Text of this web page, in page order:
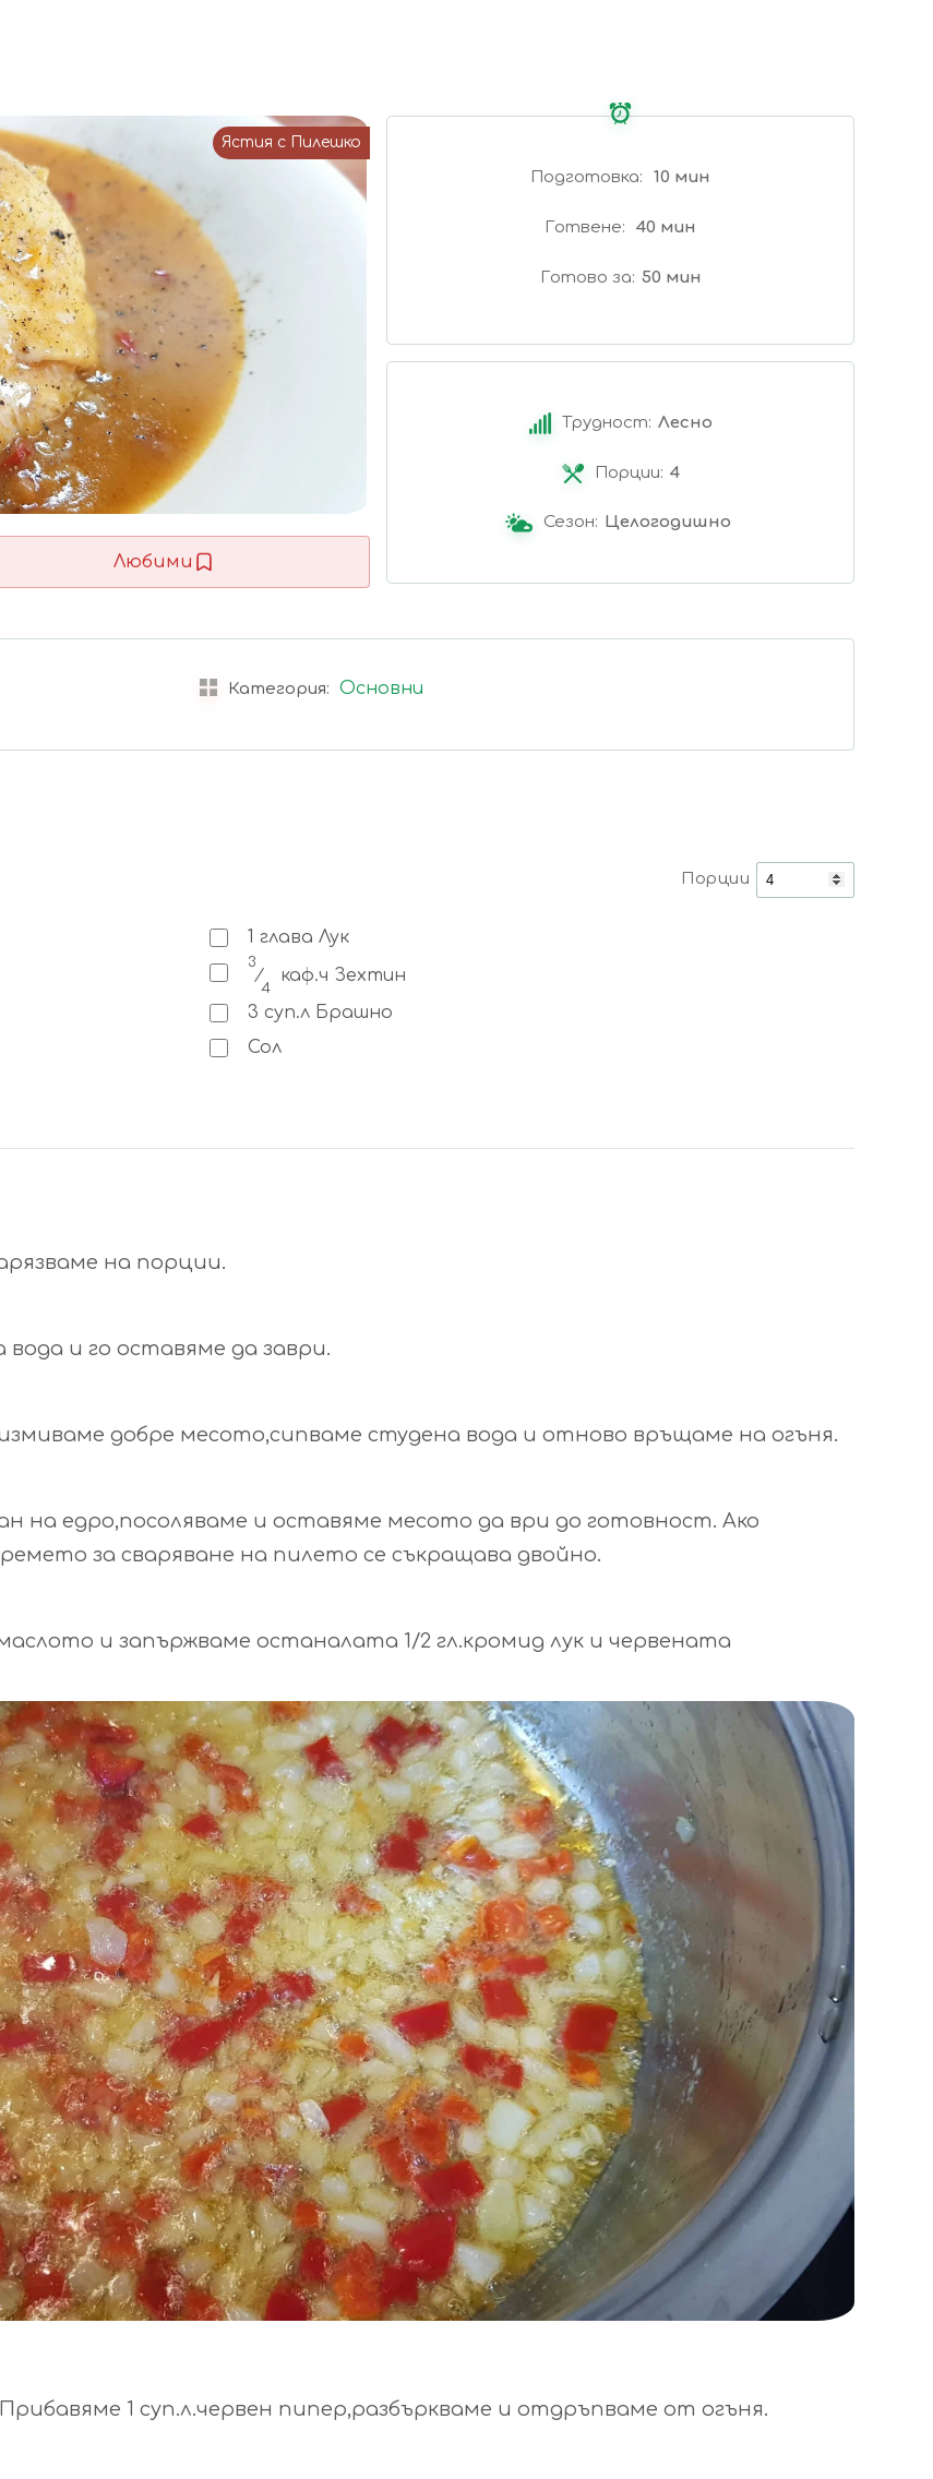
Ястия с Пилешко
Любими
Подготовка 10 мин
Готвене 40 мин
Готово за 50 мин
Трудност: Лесно
Порции: 4
Сезон: Целогодишно
Категория: Основни
Порции
1 глава Лук
3
⁄
4
каф.ч Зехтин
3 суп.л Брашно
Сол
на порции.
и го оставяме да заври.
добре месото,сипваме студена вода и отново връщаме на огъня.
на едро,посоляваме и оставяме месото да ври до готовност. Ако
за сваряване на пилето се съкращава двойно.
и запържваме останалата 1/2 гл.кромид лук и червената
1 суп.л.червен пипер,разбъркваме и отдръпваме от огъня.